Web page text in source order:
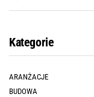
Kategorie
ARANŻACJE
BUDOWA